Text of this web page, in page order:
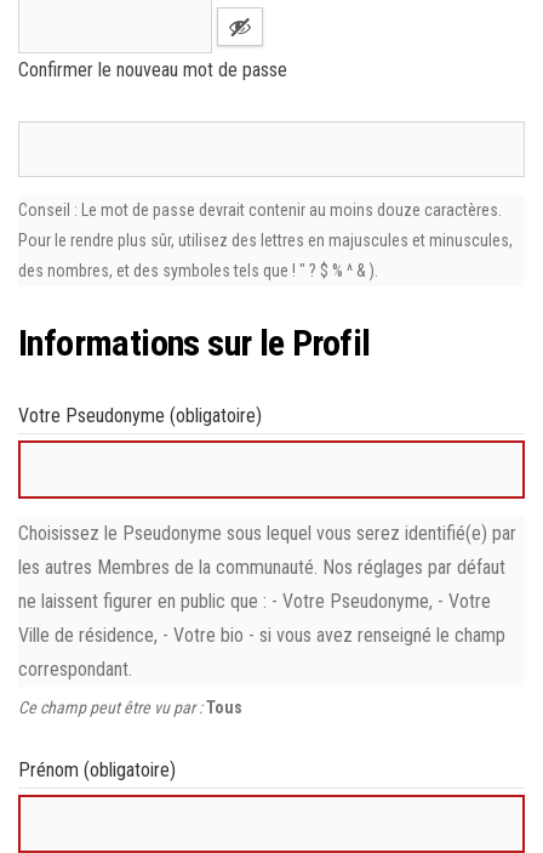
Confirmer le nouveau mot de passe
Conseil : Le mot de passe devrait contenir au moins douze caractères.
Pour le rendre plus sûr, utilisez des lettres en majuscules et minuscules,
des nombres, et des symboles tels que ! " ? $ % ^ & ).
Informations sur le Profil
Votre Pseudonyme (obligatoire)
Choisissez le Pseudonyme sous lequel vous serez identifié(e) par
les autres Membres de la communauté. Nos réglages par défaut
ne laissent figurer en public que : - Votre Pseudonyme, - Votre
Ville de résidence, - Votre bio - si vous avez renseigné le champ
correspondant.
Ce champ peut être vu par :Tous
Prénom (obligatoire)